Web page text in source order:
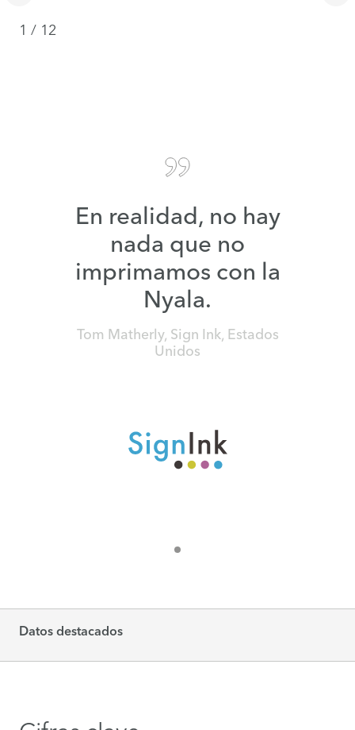
1 / 12
En realidad, no hay
nada que no
imprimamos con la
Nyala.
Tom Matherly, Sign Ink, Estados
Unidos
Datos destacados